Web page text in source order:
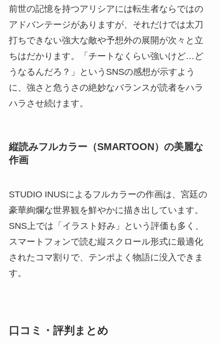
前世の記憶を持つアリシアには転生者ならではの
アドバンテージがありますが、それだけでは太刀
打ちできない強大な敵や予想外の展開が次々と立
ちはだかります。「チートなくらい強いけど…ど
うなるんだろ？」というSNSの感想が示すよう
に、強さと危うさの絶妙なバランスが読者をハラ
ハラさせ続けます。
縦読みフルカラー（SMARTOON）の美麗な
作画
STUDIO INUSによるフルカラーの作画は、宮廷の
豪華絢爛な世界観を鮮やかに描き出しています。
SNS上では「イラスト好み」という評価も多く、
スマートフォンで読む縦スクロール形式に最適化
されたコマ割りで、テンポよく物語に没入できま
す。
口コミ・評判まとめ